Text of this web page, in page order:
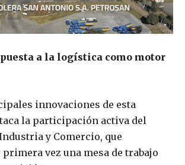
a la logística como motor
innovaciones de esta
la participación activa del
y Comercio, que
vez una mesa de trabajo